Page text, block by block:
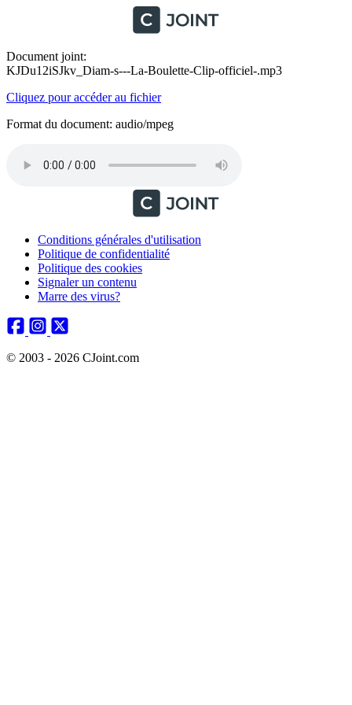
Document joint:
KJDu12iSJkv_Diam-s---La-Boulette-Clip-officiel-.mp3
Cliquez pour accéder au fichier
Format du document: audio/mpeg
Conditions générales d'utilisation
Politique de confidentialité
Politique des cookies
Signaler un contenu
Marre des virus?
© 2003 - 2026 CJoint.com